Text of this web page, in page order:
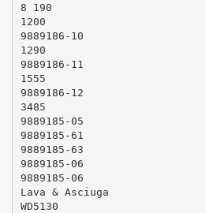
8 190
1200
9889186-10
1290
9889186-11
1555
9889186-12
3485
9889185-05
9889185-61
9889185-63
9889185-06
9889185-06
Lava & Asciuga
WD5130